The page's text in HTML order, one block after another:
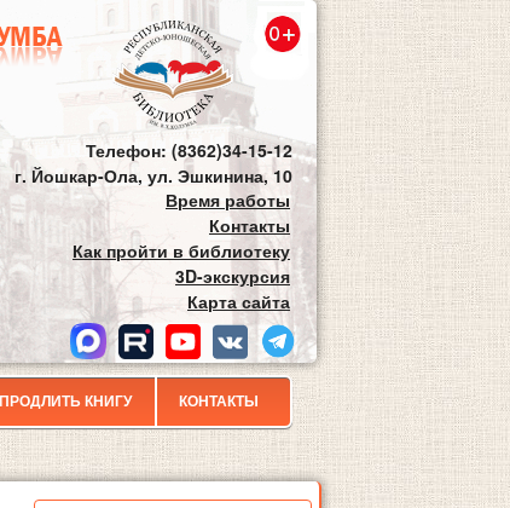
Телефон: (8362)34-15-12
г. Йошкар-Ола, ул. Эшкинина, 10
Время работы
Контакты
Как пройти в библиотеку
3D-экскурсия
Карта сайта
ПРОДЛИТЬ КНИГУ КОНТАКТЫ